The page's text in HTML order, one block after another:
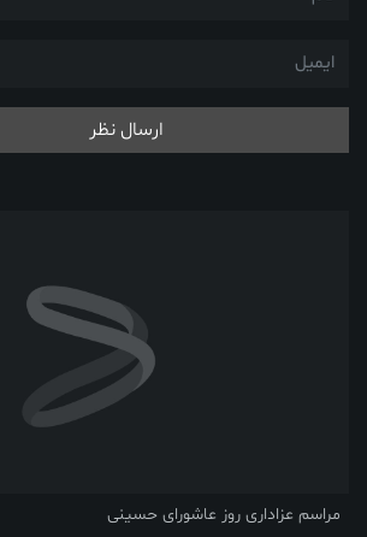
ارسال نظر
مراسم عزاداری روز عاشورای حسینی